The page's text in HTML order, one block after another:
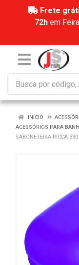
Frete
72hem
INÍCIO
ACESSÓRIOS PARA
SABONETEIRA RICCA